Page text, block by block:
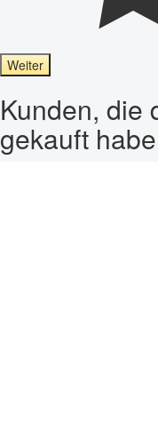
Weiter
Kunden, die
gekauft